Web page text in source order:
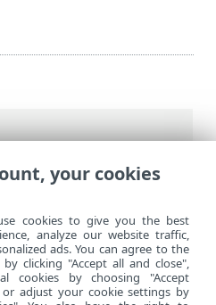
企業生命週期結束保
your cookies
cookies to give you the best
analyze our website traffic,
ads. You can agree to the
clicking "Accept all and close",
cookies by choosing "Accept
or adjust your cookie settings by